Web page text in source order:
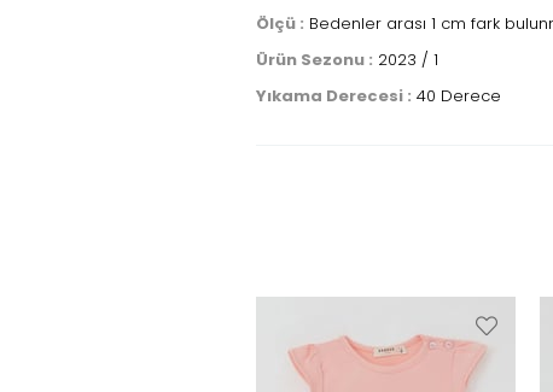
Ölçü : Bedenler arası 1 cm fark
Ürün Sezonu : 2023 / 1
Yıkama Derecesi : 40 Derece